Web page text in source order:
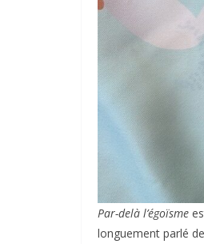
Par-delà l’égoïsme
longuement parlé